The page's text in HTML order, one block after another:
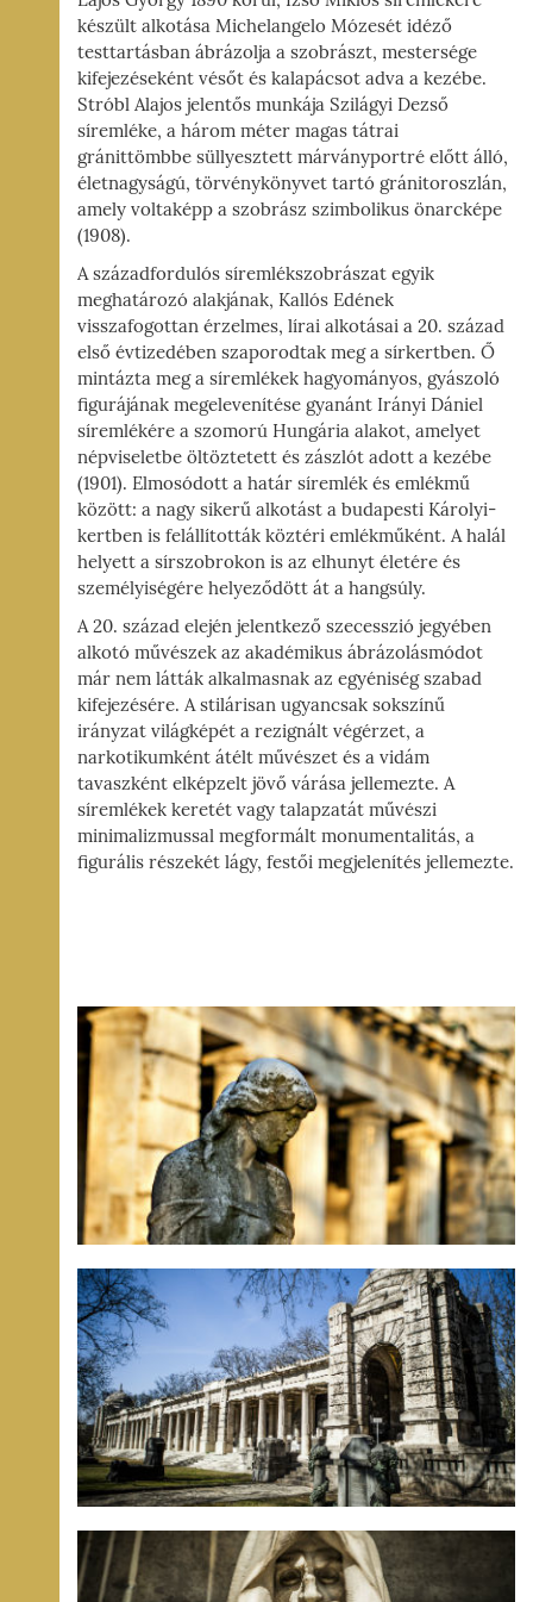
készült alkotása Michelangelo Mózesét idéző
testtartásban ábrázolja a szobrászt, mestersége
kifejezéseként vésőt és kalapácsot adva a kezébe.
Stróbl Alajos jelentős munkája Szilágyi Dezső
síremléke, a három méter magas tátrai
gránittömbbe süllyesztett márványportré előtt álló,
életnagyságú, törvénykönyvet tartó gránitoroszlán,
amely voltaképp a szobrász szimbolikus önarcképe
(1908).
A századfordulós síremlékszobrászat egyik
meghatározó alakjának, Kallós Edének
visszafogottan érzelmes, lírai alkotásai a 20. század
első évtizedében szaporodtak meg a sírkertben. Ő
mintázta meg a síremlékek hagyományos, gyászoló
figurájának megelevenítése gyanánt Irányi Dániel
síremlékére a szomorú Hungária alakot, amelyet
népviseletbe öltöztetett és zászlót adott a kezébe
(1901). Elmosódott a határ síremlék és emlékmű
között: a nagy sikerű alkotást a budapesti Károlyi-
kertben is felállították köztéri emlékműként. A halál
helyett a sírszobrokon is az elhunyt életére és
személyiségére helyeződött át a hangsúly.
A 20. század elején jelentkező szecesszió jegyében
alkotó művészek az akadémikus ábrázolásmódot
már nem látták alkalmasnak az egyéniség szabad
kifejezésére. A stilárisan ugyancsak sokszínű
irányzat világképét a rezignált végérzet, a
narkotikumként átélt művészet és a vidám
tavaszként elképzelt jövő várása jellemezte. A
síremlékek keretét vagy talapzatát művészi
minimalizmussal megformált monumentalitás, a
figurális részekét lágy, festői megjelenítés jellemezte.